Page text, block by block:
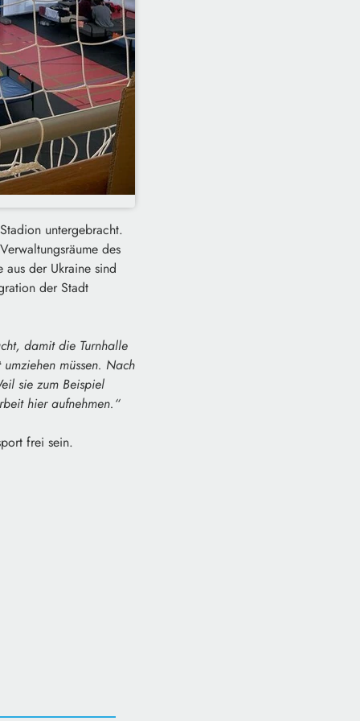
untergebracht.
des
der Ukraine sind
der Stadt
damit die Turnhalle
müssen. Nach
sie zum Beispiel
hier aufnehmen.“
frei sein.